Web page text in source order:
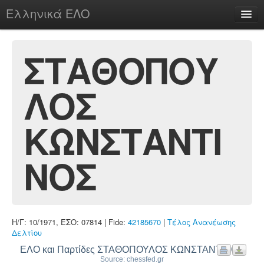
Ελληνικά ΕΛΟ
chesstu.be @ discord
Login
ΣΤΑΘΟΠΟΥ
ΛΟΣ
ΚΩΝΣΤΑΝΤΙ
ΝΟΣ
Η/Γ: 10/1971, ΕΣΟ: 07814 | Fide: 42185670 | Τέλος Ανανέωσης
Δελτίου
ΕΛΟ και Παρτίδες ΣΤΑΘΟΠΟΥΛΟΣ ΚΩΝΣΤΑΝΤΙΝΟΣ
Source: chessfed.gr